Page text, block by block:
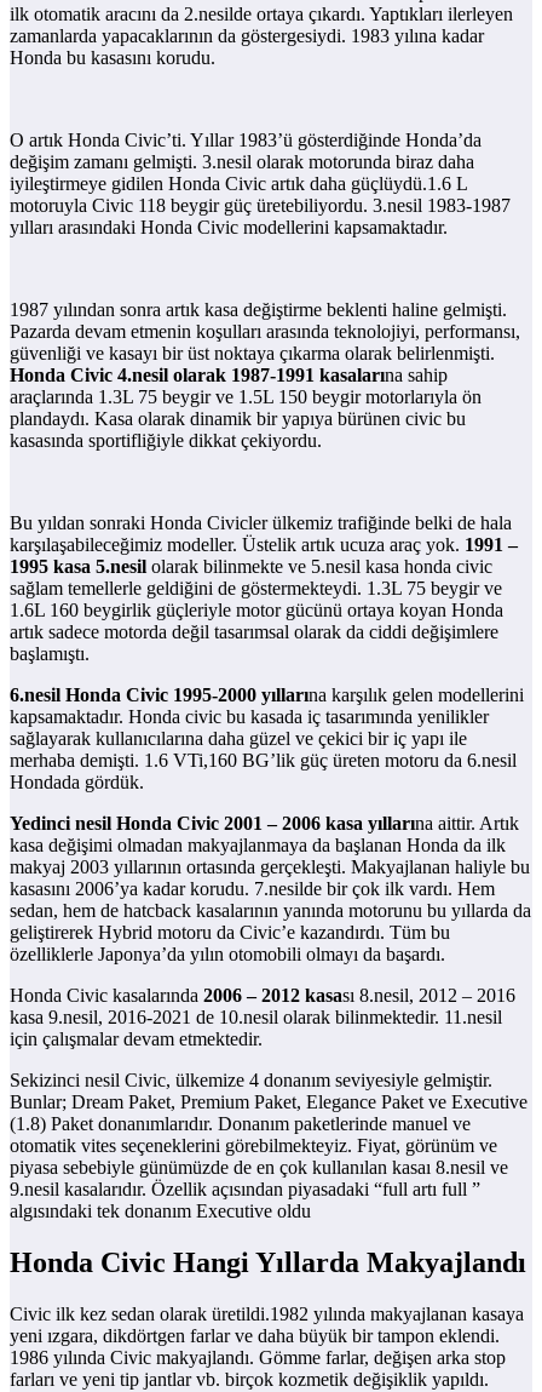
ilk otomatik aracını da 2.nesilde ortaya çıkardı. Yaptıkları ilerleyen
zamanlarda yapacaklarının da göstergesiydi. 1983 yılına kadar
Honda bu kasasını korudu.
O artık Honda Civic’ti. Yıllar 1983’ü gösterdiğinde Honda’da
değişim zamanı gelmişti. 3.nesil olarak motorunda biraz daha
iyileştirmeye gidilen Honda Civic artık daha güçlüydü.1.6 L
motoruyla Civic 118 beygir güç üretebiliyordu. 3.nesil 1983-1987
yılları arasındaki Honda Civic modellerini kapsamaktadır.
1987 yılından sonra artık kasa değiştirme beklenti haline gelmişti.
Pazarda devam etmenin koşulları arasında teknolojiyi, performansı,
güvenliği ve kasayı bir üst noktaya çıkarma olarak belirlenmişti.
Honda Civic 4.nesil olarak 1987-1991 kasalarına sahip
araçlarında 1.3L 75 beygir ve 1.5L 150 beygir motorlarıyla ön
plandaydı. Kasa olarak dinamik bir yapıya bürünen civic bu
kasasında sportifliğiyle dikkat çekiyordu.
Bu yıldan sonraki Honda Civicler ülkemiz trafiğinde belki de hala
karşılaşabileceğimiz modeller. Üstelik artık ucuza araç yok. 1991 –
1995 kasa 5.nesil olarak bilinmekte ve 5.nesil kasa honda civic
sağlam temellerle geldiğini de göstermekteydi. 1.3L 75 beygir ve
1.6L 160 beygirlik güçleriyle motor gücünü ortaya koyan Honda
artık sadece motorda değil tasarımsal olarak da ciddi değişimlere
başlamıştı.
6.nesil Honda Civic 1995-2000 yıllarına karşılık gelen modellerini
kapsamaktadır. Honda civic bu kasada iç tasarımında yenilikler
sağlayarak kullanıcılarına daha güzel ve çekici bir iç yapı ile
merhaba demişti. 1.6 VTi,160 BG’lik güç üreten motoru da 6.nesil
Hondada gördük.
Yedinci nesil Honda Civic 2001 – 2006 kasa yıllarına aittir. Artık
kasa değişimi olmadan makyajlanmaya da başlanan Honda da ilk
makyaj 2003 yıllarının ortasında gerçekleşti. Makyajlanan haliyle bu
kasasını 2006’ya kadar korudu. 7.nesilde bir çok ilk vardı. Hem
sedan, hem de hatcback kasalarının yanında motorunu bu yıllarda da
geliştirerek Hybrid motoru da Civic’e kazandırdı. Tüm bu
özelliklerle Japonya’da yılın otomobili olmayı da başardı.
Honda Civic kasalarında 2006 – 2012 kasası 8.nesil, 2012 – 2016
kasa 9.nesil, 2016-2021 de 10.nesil olarak bilinmektedir. 11.nesil
için çalışmalar devam etmektedir.
Sekizinci nesil Civic, ülkemize 4 donanım seviyesiyle gelmiştir.
Bunlar; Dream Paket, Premium Paket, Elegance Paket ve Executive
(1.8) Paket donanımlarıdır. Donanım paketlerinde manuel ve
otomatik vites seçeneklerini görebilmekteyiz. Fiyat, görünüm ve
piyasa sebebiyle günümüzde de en çok kullanılan kasaı 8.nesil ve
9.nesil kasalarıdır. Özellik açısından piyasadaki “full artı full ”
algısındaki tek donanım Executive oldu
Honda Civic Hangi Yıllarda Makyajlandı
Civic ilk kez sedan olarak üretildi.1982 yılında makyajlanan kasaya
yeni ızgara, dikdörtgen farlar ve daha büyük bir tampon eklendi.
1986 yılında Civic makyajlandı. Gömme farlar, değişen arka stop
farları ve yeni tip jantlar vb. birçok kozmetik değişiklik yapıldı.